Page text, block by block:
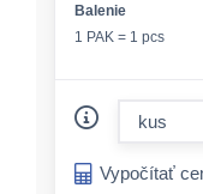
Balenie
1 PAK = 1 pcs
Vypočítať